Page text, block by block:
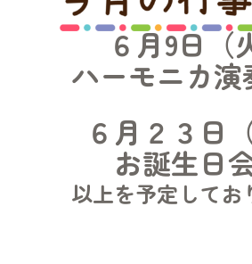
６月9日（
ハーモニカ演
６月２３日
お誕生日
以上を予定してお